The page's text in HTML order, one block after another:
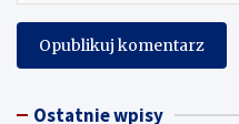
Ostatnie wpisy